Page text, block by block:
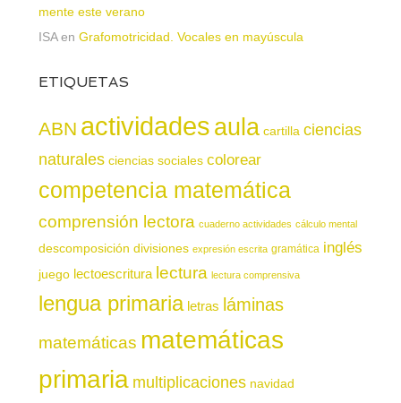
mente este verano
ISAen Grafomotricidad. Vocales en mayúscula
ETIQUETAS
ABN actividadesaula cartilla ciencias
naturales ciencias sociales colorear
competencia matemática
comprensión lectora cuaderno actividades cálculo mental
descomposición divisiones expresión escrita gramática inglés
juego lectoescritura lectura lectura comprensiva
lengua primaria letras láminas
matemáticas matemáticas
primaria multiplicaciones navidad